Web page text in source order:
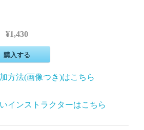
¥1,430
購入する
方法(画像つき)はこちら
インストラクターはこちら